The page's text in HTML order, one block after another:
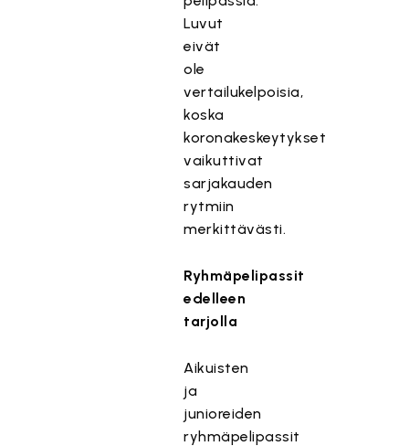
Luvut
eivät
ole
vertailukelpoisia,
koska
koronakeskeytykset
vaikuttivat
sarjakauden
rytmiin
merkittävästi.
Ryhmäpelipassit
edelleen
tarjolla
Aikuisten
ja
junioreiden
ryhmäpelipassit